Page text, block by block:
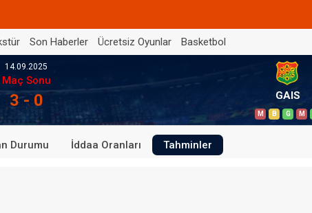
Son Haberler Ücretsiz Oyunlar Basketbol
14.09.2025
Maç Sonu
3 - 0 GAIS
M B G M
Durumu İddaa Oranları Tahminler